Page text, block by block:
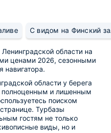
С видом на Финский
области на
ценами 2026, сезонными
навигатора.
области у берега
полноценным и лишенным
поиском
Турбазы
гостям не только
виды, но и